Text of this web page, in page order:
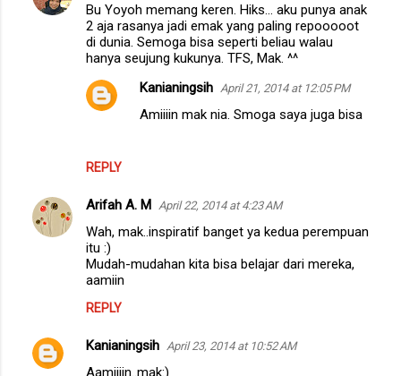
Bu Yoyoh memang keren. Hiks... aku punya anak
2 aja rasanya jadi emak yang paling repooooot
di dunia. Semoga bisa seperti beliau walau
hanya seujung kukunya. TFS, Mak. ^^
REPLY
Kanianingsih April 21, 2014 at 12:05 PM
Amiiiin mak nia. Smoga saya juga bisa
Arifah A. M April 22, 2014 at 4:23 AM
Wah, mak..inspiratif banget ya kedua perempuan
itu :)
Mudah-mudahan kita bisa belajar dari mereka,
aamiin
REPLY
Kanianingsih April 23, 2014 at 10:52 AM
Aamiiiin..mak:)